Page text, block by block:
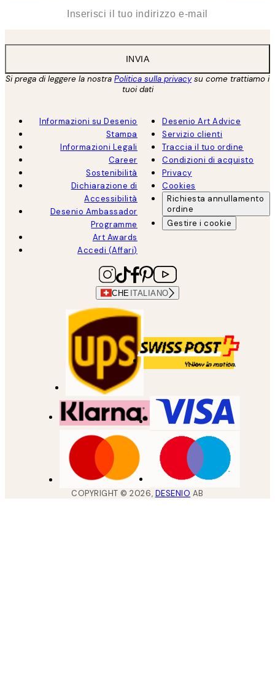
INVIA
Si prega di leggere la nostra Politica sulla privacysu come trattiamo i
tuoi dati
Informazioni su Desenio
Stampa
Informazioni Legali
Career
Sostenibilità
Dichiarazione di
Accessibilità
Desenio Ambassador
Programme
Art Awards
Accedi (Affari)
Desenio Art Advice
Servizio clienti
Traccia il tuo ordine
Condizioni di acquisto
Privacy
Cookies
Richiesta annullamento
ordine
Gestire i cookie
CHE ITALIANO
COPYRIGHT ©2026, DESENIO AB